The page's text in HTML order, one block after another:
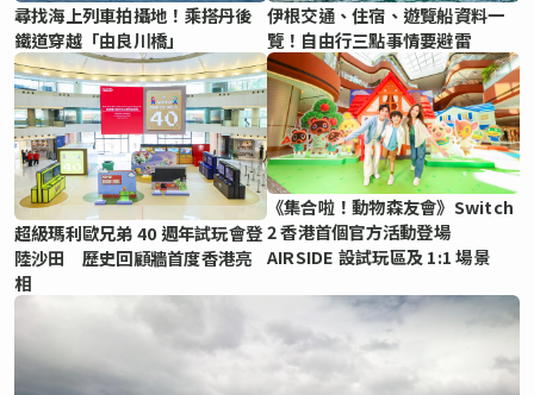
尋找海上列車拍攝地！乘搭丹後
鐵道穿越「由良川橋」
伊根交通、住宿、遊覽船資料一
覽！自由行三點事情要避雷
超級瑪利歐兄弟 40 週年試玩會登
陸沙田 歷史回顧牆首度香港亮
相
《集合啦！動物森友會》Switch
2 香港首個官方活動登場
AIRSIDE 設試玩區及 1:1 場景